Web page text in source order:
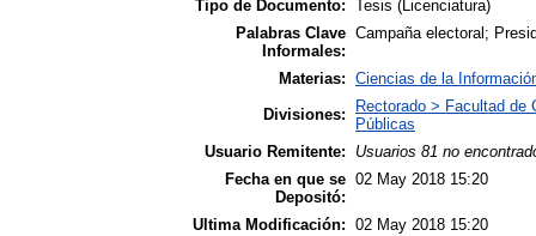
Tipo de Documento: Tesis (Licenciatura)
Palabras Clave
Informales:
Campaña electoral;
Materias: Ciencias de la
Divisiones:
Rectorado > Facultad
Públicas
Usuario Remitente:
Usuarios 81 no
Fecha en que se
Depositó:
02 May 2018 15:20
Ultima Modificación: 02 May 2018 15:20